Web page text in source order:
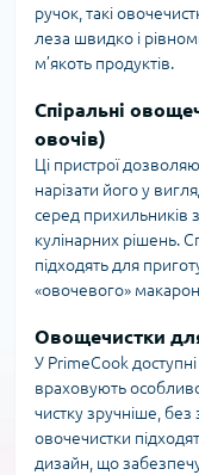
ручок, такі
леза швидко і
м’якоть продуктів.
Спіральні
овочів)
Ці пристрої
нарізати його у
серед прихильників
кулінарних рішень.
підходять для
«овочевого»
Овощечистки
У PrimeCook доступні
враховують
чистку зручніше, без
овочечистки
дизайн, що